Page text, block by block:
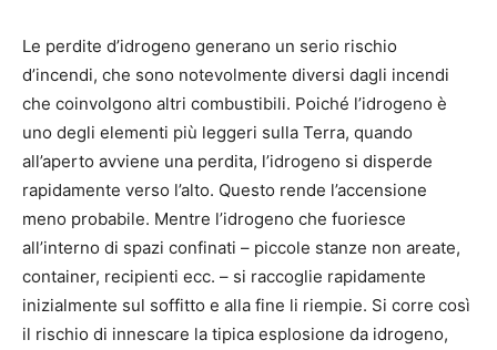
Le perdite d’idrogeno generano un serio rischio
d’incendi, che sono notevolmente diversi dagli incendi
che coinvolgono altri combustibili. Poiché l’idrogeno è
uno degli elementi più leggeri sulla Terra, quando
all’aperto avviene una perdita, l’idrogeno si disperde
rapidamente verso l’alto. Questo rende l’accensione
meno probabile. Mentre l’idrogeno che fuoriesce
all’interno di spazi confinati – piccole stanze non areate,
container, recipienti ecc. – si raccoglie rapidamente
inizialmente sul soffitto e alla fine li riempie. Si corre così
il rischio di innescare la tipica esplosione da idrogeno,